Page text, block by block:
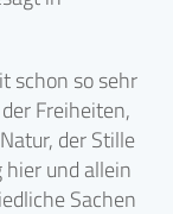
schon so sehr
Freiheiten,
der Stille
hier und allein
Sachen